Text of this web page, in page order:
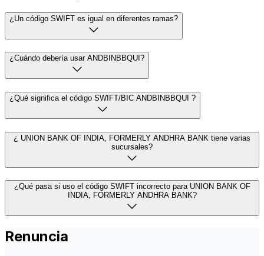
¿Un código SWIFT es igual en diferentes ramas?
¿Cuándo debería usar ANDBINBBQUI?
¿Qué significa el código SWIFT/BIC ANDBINBBQUI ?
¿ UNION BANK OF INDIA, FORMERLY ANDHRA BANK tiene varias
sucursales?
¿Qué pasa si uso el código SWIFT incorrecto para UNION BANK OF
INDIA, FORMERLY ANDHRA BANK?
Renuncia